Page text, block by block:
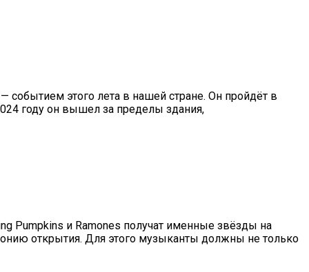
событием этого лета в нашей стране. Он пройдёт в
году он вышел за пределы здания,
Pumpkins и Ramones получат именные звёзды на
открытия. Для этого музыканты должны не только